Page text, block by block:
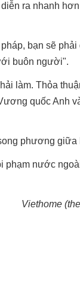
ra nhanh
bạn sẽ phải
buôn người".
làm. Thỏa
quốc Anh
phương
phạm nước
Viethome